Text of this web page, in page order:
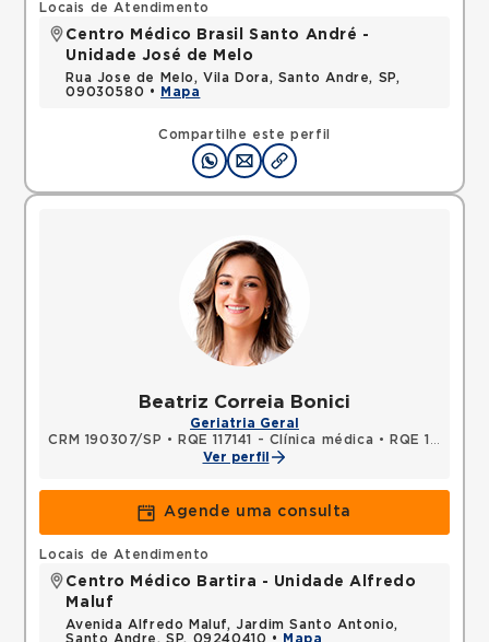
Compartilhe este perfil
Locais de Atendimento
Centro Médico Brasil Santo André -
Unidade José de Melo
Rua Jose de Melo, Vila Dora, Santo Andre, SP,
09030580 •
Mapa
Beatriz Correia Bonici
Geriatria Geral
CRM 190307/SP • RQE 117141 - Clínica médica •
RQE 126215 - Geriatria
Ver perfil
Agende uma consulta
Locais de Atendimento
Centro Médico Bartira - Unidade Alfredo
Maluf
Avenida Alfredo Maluf, Jardim Santo Antonio,
Santo Andre, SP, 09240410 •
Mapa